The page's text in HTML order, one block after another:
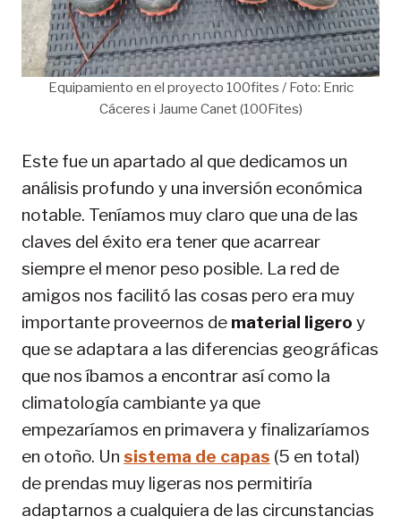
Equipamiento en el proyecto 100fites / Foto: Enric
Cáceres i Jaume Canet (100Fites)
Este fue un apartado al que dedicamos un
análisis profundo y una inversión económica
notable. Teníamos muy claro que una de las
claves del éxito era tener que acarrear
siempre el menor peso posible. La red de
amigos nos facilitó las cosas pero era muy
importante proveernos de material ligero y
que se adaptara a las diferencias geográficas
que nos íbamos a encontrar así como la
climatología cambiante ya que
empezaríamos en primavera y finalizaríamos
en otoño. Un sistema de capas (5 en total)
de prendas muy ligeras nos permitiría
adaptarnos a cualquiera de las circunstancias